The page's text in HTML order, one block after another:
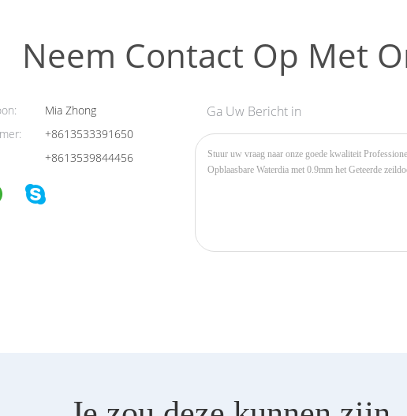
Neem Contact Op Met
Mia Zhong
+8613533391650
+8613539844456
Ga Uw Bericht in